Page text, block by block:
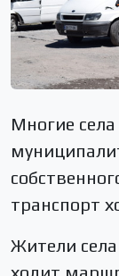
Многие
транспорт
Жители
ходит